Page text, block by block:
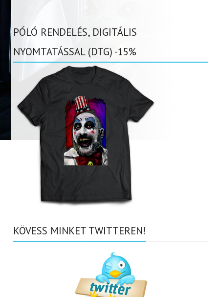
PÓLÓ RENDELÉS, DIGITÁLIS
NYOMTATÁSSAL (DTG) -15%
KÖVESS MINKET TWITTEREN!